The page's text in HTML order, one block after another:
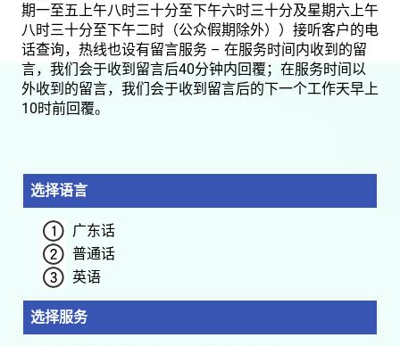
期一至五上午八时三十分至下午六时三十分及星期六上午
八时三十分至下午二时（公众假期除外））接听客户的电
话查询，热线也设有留言服务 – 在服务时间内收到的留
言，我们会于收到留言后40分钟内回覆；在服务时间以
外收到的留言，我们会于收到留言后的下一个工作天早上
10时前回覆。
选择语言
广东话
普通话
英语
选择服务